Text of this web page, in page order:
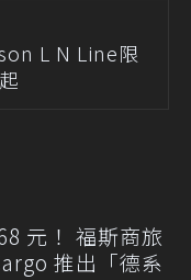
L N Line限
元！ 福斯商旅
推出「德系